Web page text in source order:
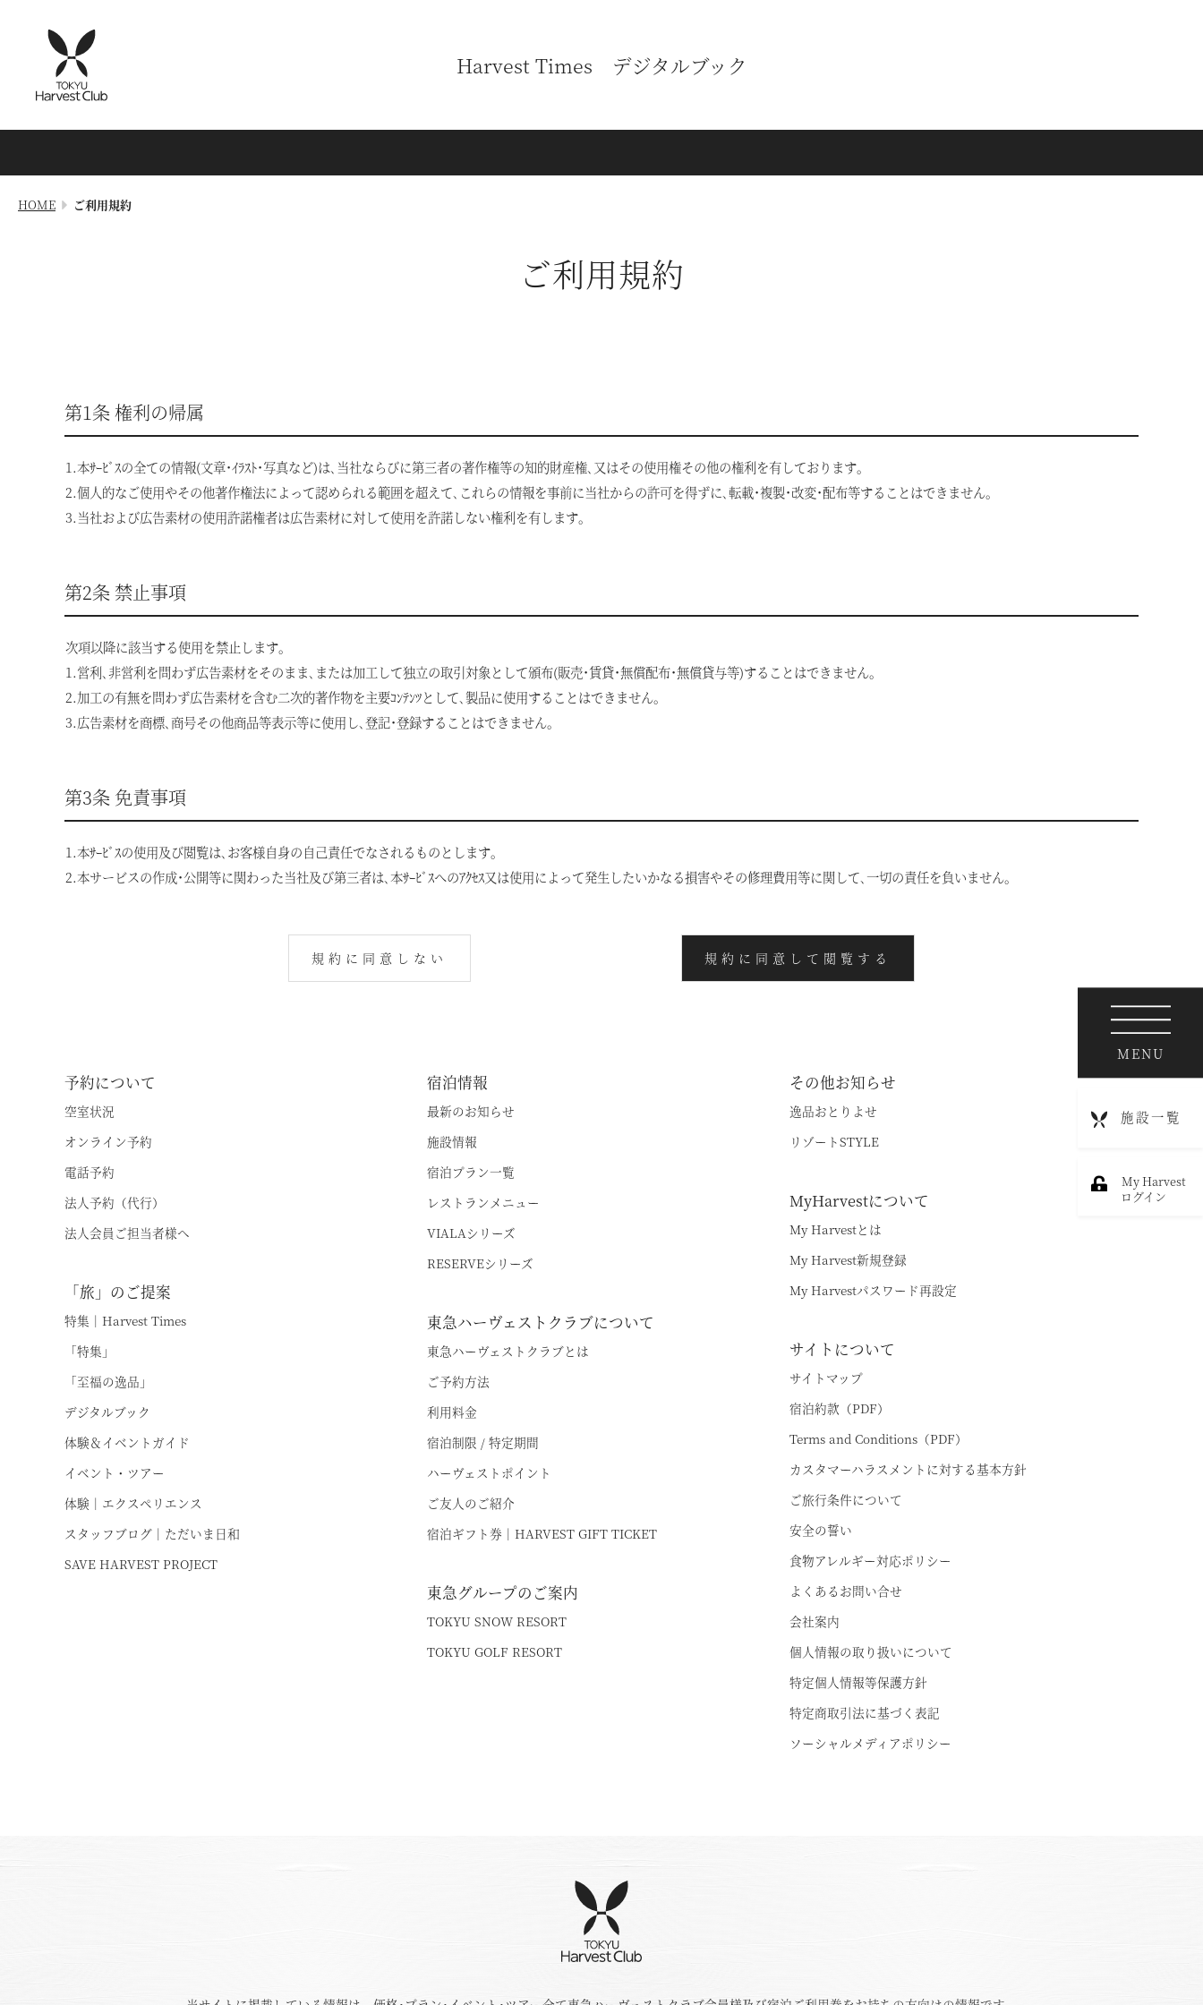
Harvest Times デジタルブック
MENU
施設一覧
My Harvest
ログイン
HOME
「旅」のご提案
イベント・ツアー
体験｜エクスペリエンス
スタッフブログ｜ただいま日和
SAVE HARVEST PROJECT
宿泊情報
施設情報
RESERVEシリーズ
東急ハーヴェストクラブとは
利用料金
法人会員ご担当者様へ
東急ハーヴェストクラブガイドブック
（デジタルパンフレット）
ハンドブック
東北・北関東エリア
那須Retreat
東海エリア
熱海伊豆山
天城高原
伊東
浜名湖
斑尾
蓼科
関西エリア
南紀田辺
有馬六彩
VIALA箱根翡翠
VIALA annex軽井沢
RESERVEシリーズ
RESERVE箱根明神平 In nol hakone myojindai
RESERVE飛騨高山 In 東急ステイ飛騨高山 結の湯
RESERVE京都東山
In THE HOTEL HIGASHIYAMA
準相互利用施設
都リゾート 志摩ベイサイドテラス
プリンス バケーション クラブ
HOME ご利用規約
ご利用規約
第1条 権利の帰属
1.本ｻｰﾋﾞｽの全ての情報(文章･ｲﾗｽﾄ･写真など)は､当社ならびに第三者の著作権等の知的財産権､又はその使用権その他の権利を有しております｡
2.個人的なご使用やその他著作権法によって認められる範囲を超えて､これらの情報を事前に当社からの許可を得ずに､転載･複製･改変･配布等することはできません｡
3.当社および広告素材の使用許諾権者は広告素材に対して使用を許諾しない権利を有します｡
第2条 禁止事項
次項以降に該当する使用を禁止します｡
1.営利､非営利を問わず広告素材をそのまま､または加工して独立の取引対象として頒布(販売･賃貸･無償配布･無償貸与等)することはできません｡
2.加工の有無を問わず広告素材を含む二次的著作物を主要ｺﾝﾃﾝﾂとして､製品に使用することはできません｡
3.広告素材を商標､商号その他商品等表示等に使用し､登記･登録することはできません｡
第3条 免責事項
1.本ｻｰﾋﾞｽの使用及び閲覧は､お客様自身の自己責任でなされるものとします｡
2.本サービスの作成･公開等に関わった当社及び第三者は､本ｻｰﾋﾞｽへのｱｸｾｽ又は使用によって発生したいかなる損害やその修理費用等に関して､一切の責任を負いません｡
規約に同意しない 規約に同意して閲覧する
※ご利用には「 My Harvest 」へのログインが必要です
お電話でのご予約はこちら 法人予約（代行）はこちら
予約について
空室状況
オンライン予約
電話予約
法人予約（代行）
法人会員ご担当者様へ
「旅」のご提案
特集｜Harvest Times
「特集」
「至福の逸品」
デジタルブック
体験＆イベントガイド
イベント・ツアー
体験｜エクスペリエンス
スタッフブログ｜ただいま日和
SAVE HARVEST PROJECT
宿泊情報
最新のお知らせ
施設情報
宿泊プラン一覧
レストランメニュー
VIALAシリーズ
RESERVEシリーズ
東急ハーヴェストクラブについて
東急ハーヴェストクラブとは
ご予約方法
利用料金
宿泊制限 / 特定期間
ハーヴェストポイント
ご友人のご紹介
宿泊ギフト券｜HARVEST GIFT TICKET
東急グループのご案内
TOKYU SNOW RESORT
TOKYU GOLF RESORT
その他お知らせ
逸品おとりよせ
リゾートSTYLE
MyHarvestについて
My Harvestとは
My Harvest新規登録
My Harvestパスワード再設定
サイトについて
サイトマップ
宿泊約款（PDF）
Terms and Conditions（PDF）
カスタマーハラスメントに対する基本方針
ご旅行条件について
安全の誓い
食物アレルギー対応ポリシー
よくあるお問い合せ
会社案内
個人情報の取り扱いについて
特定個人情報等保護方針
特定商取引法に基づく表記
ソーシャルメディアポリシー